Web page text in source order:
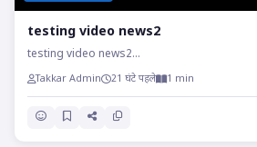
testing video news2
testing video news2...
Takkar Admin 21 घंटे पहले 1 min